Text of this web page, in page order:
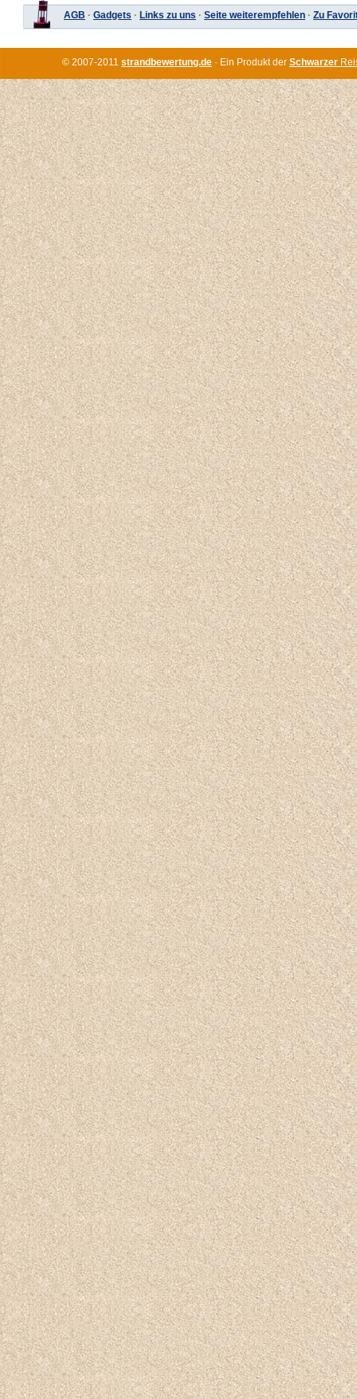
AGB · Gadgets · Links zu uns · Seite weiterempfehlen · Zu
© 2007-2011 strandbewertung.de · Ein Produkt der Schwarzer